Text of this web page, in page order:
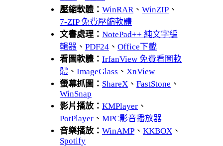
壓縮軟體： WinRAR、 WinZIP 、
7-ZIP 免費壓縮軟體
文書處理： NotePad++ 純文字編
輯器 、 PDF24 、 Office下載
看圖軟體： IrfanView 免費看圖軟
體 、 ImageGlass 、 XnView
螢幕抓圖： ShareX 、 FastStone 、
WinSnap
影片播放： KMPlayer 、
PotPlayer 、 MPC影音播放器
音樂播放： WinAMP 、 KKBOX 、
Spotify